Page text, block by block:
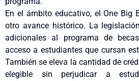
En el ámbito educativo, el One Big
otro avance histórico. La
adicionales al programa de
acceso a estudiantes que cursan
También se eleva la cantidad de
elegible sin perjudicar a